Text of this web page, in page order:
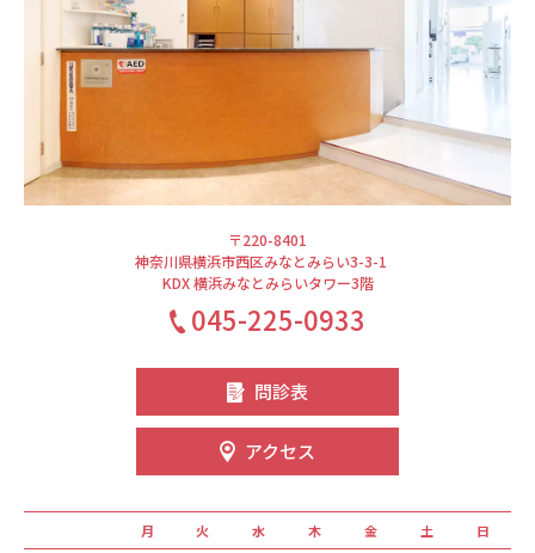
〒220-8401
神奈川県横浜市西区みなとみらい3-3-1
KDX 横浜みなとみらいタワー3階
045-225-0933
問診表
アクセス
月 火 水 木 金 土 日